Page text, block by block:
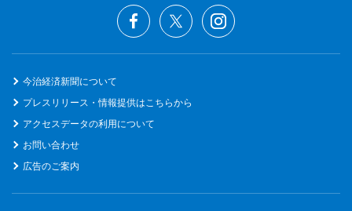
今治経済新聞について
プレスリリース・情報提供はこちらから
アクセスデータの利用について
お問い合わせ
広告のご案内